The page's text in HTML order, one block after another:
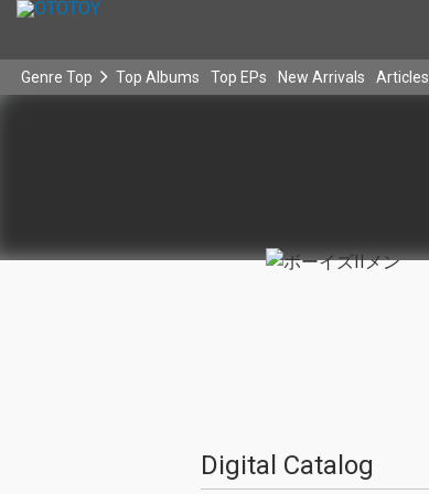
Genre Top Top Albums Top EPs New Arrivals Articles
Digital Catalog